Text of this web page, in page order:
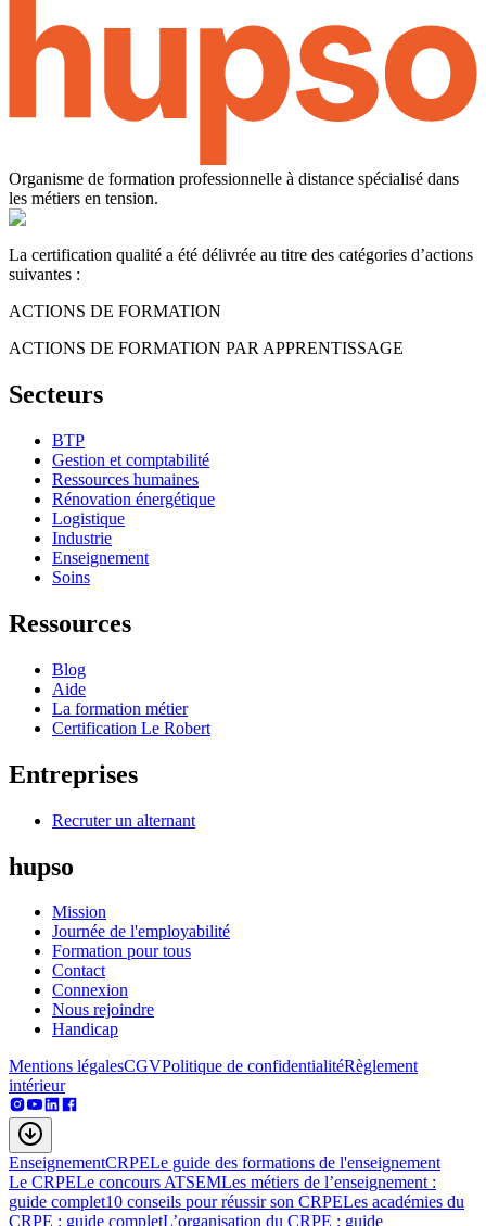
Organisme de formation professionnelle à distance spécialisé dans
les métiers en tension.
La certification qualité a été délivrée au titre des catégories d’actions
suivantes :
ACTIONS DE FORMATION
ACTIONS DE FORMATION PAR APPRENTISSAGE
Secteurs
BTP
Gestion et comptabilité
Ressources humaines
Rénovation énergétique
Logistique
Industrie
Enseignement
Soins
Ressources
Blog
Aide
La formation métier
Certification Le Robert
Entreprises
Recruter un alternant
hupso
Mission
Journée de l'employabilité
Formation pour tous
Contact
Connexion
Nous rejoindre
Handicap
Mentions légalesCGVPolitique de confidentialitéRèglement
intérieur
EnseignementCRPELe guide des formations de l'enseignement
Le CRPELe concours ATSEMLes métiers de l’enseignement :
guide complet10 conseils pour réussir son CRPELes académies du
CRPE : guide completL’organisation du CRPE : guide